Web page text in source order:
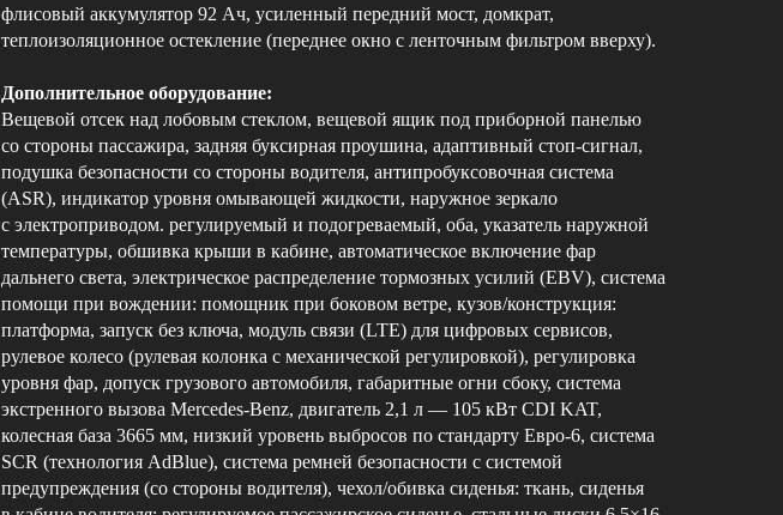
флисовый аккумулятор 92 Ач, усиленный передний мост, домкрат,
теплоизоляционное остекление (переднее окно с ленточным фильтром вверху).
Дополнительное оборудование:
Вещевой отсек над лобовым стеклом, вещевой ящик под приборной панелью
со стороны пассажира, задняя буксирная проушина, адаптивный стоп-сигнал,
подушка безопасности со стороны водителя, антипробуксовочная система
(ASR), индикатор уровня омывающей жидкости, наружное зеркало
с электроприводом. регулируемый и подогреваемый, оба, указатель наружной
температуры, обшивка крыши в кабине, автоматическое включение фар
дальнего света, электрическое распределение тормозных усилий (EBV), система
помощи при вождении: помощник при боковом ветре, кузов/конструкция:
платформа, запуск без ключа, модуль связи (LTE) для цифровых сервисов,
рулевое колесо (рулевая колонка с механической регулировкой), регулировка
уровня фар, допуск грузового автомобиля, габаритные огни сбоку, система
экстренного вызова Mercedes-Benz, двигатель 2,1 л — 105 кВт CDI KAT,
колесная база 3665 мм, низкий уровень выбросов по стандарту Евро-6, система
SCR (технология AdBlue), система ремней безопасности с системой
предупреждения (со стороны водителя), чехол/обивка сиденья: ткань, сиденья